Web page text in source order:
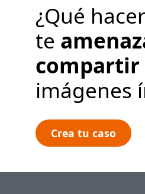
¿Qué
te
compartir
imágenes
Crea tu caso